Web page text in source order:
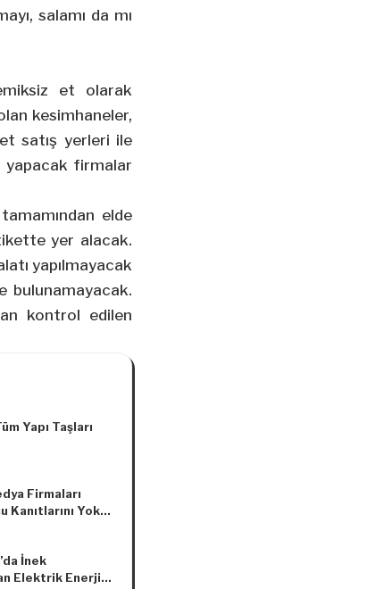
salamı da mı
et olarak
kesimhaneler,
satış yerleri ile
yapacak firmalar
elde
yer alacak.
yapılmayacak
bulunamayacak.
kontrol edilen
Yapı Taşları
Firmaları
Kanıtlarını Yok
İnek
Elektrik Enerjisi